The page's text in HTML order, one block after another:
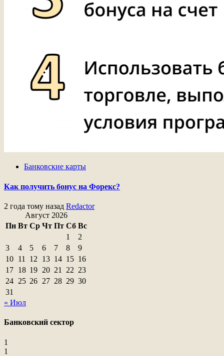
Банковские карты
Как получить бонус на Форекс?
2 года тому назад Redactor
Август 2026
Пн Вт Ср Чт Пт Сб Вс
1
2
3
4 5 6 7 8
9
10 11 12 13 14 15 16
17 18 19 20 21 22 23
24 25 26 27 28 29 30
31
« Июл
Банковский сектор
1
1